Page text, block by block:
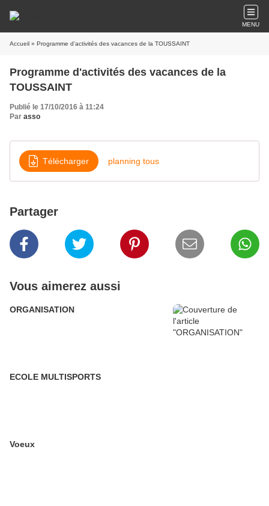
MENU
Accueil » Programme d'activités des vacances de la TOUSSAINT
Programme d'activités des vacances de la
TOUSSAINT
Publié le 17/10/2016 à 11:24
Par asso
Télécharger planning tous
Partager
Vous aimerez aussi
ORGANISATION
ECOLE MULTISPORTS
Voeux